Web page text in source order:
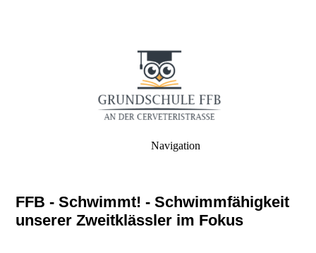
Navigation
FFB - Schwimmt! - Schwimmfähigkeit
unserer Zweitklässler im Fokus